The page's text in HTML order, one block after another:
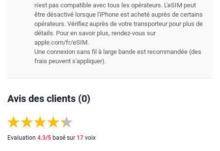
n'est pas compatible avec tous les opérateurs. L'eSIM peut
être désactivé lorsque l'iPhone est acheté auprès de certains
opérateurs. Vérifiez auprès de votre transporteur pour plus de
détails. Pour en savoir plus, rendez-vous sur
apple.com/fr/eSIM.
Une connexion sans fil à large bande est recommandée (des
frais peuvent s'appliquer).
Avis des clients (0)
Evaluation 4.3/5 basé sur 17 voix